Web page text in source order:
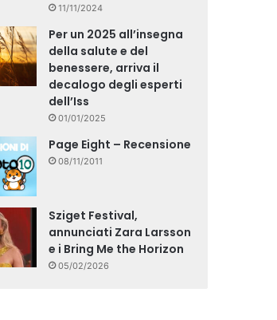
11/11/2024
Per un 2025 all’insegna
della salute e del
benessere, arriva il
decalogo degli esperti
dell’Iss
01/01/2025
Page Eight – Recensione
08/11/2011
Sziget Festival,
annunciati Zara Larsson
e i Bring Me the Horizon
05/02/2026